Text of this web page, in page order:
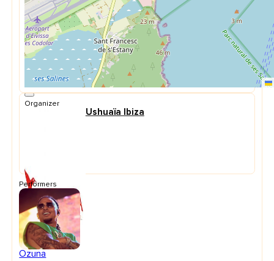
Organizer
Ushuaïa Ibiza
Performers
Ozuna